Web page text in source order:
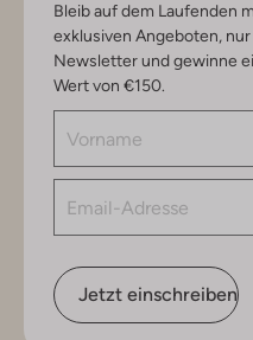
Bleib auf dem Laufenden
exklusiven Angeboten,
Newsletter und gewinne
Wert von €150.
Jetzt einschreiben